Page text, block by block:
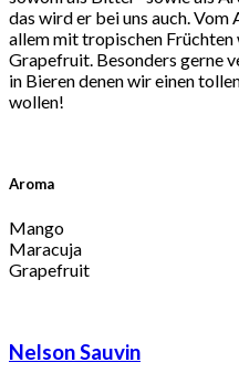
das wird er bei uns auch.
allem mit tropischen
Grapefruit. Besonders gerne
in Bieren denen wir einen
wollen!
Aroma
Mango
Maracuja
Grapefruit
NelsonSauvin